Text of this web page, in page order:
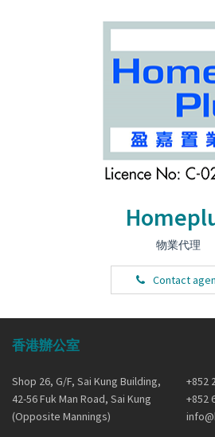
物業代理
Contact
香港辦公室
Shop 26, G/F, Sai Kung Building,
42-56 Fuk Man Road, Sai Kung
(Opposite Mannings)
+852
+852